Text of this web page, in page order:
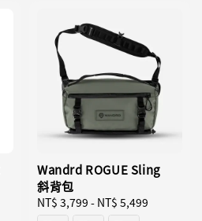
Wandrd ROGUE Sling
斜背包
Regular
NT$ 3,799 - NT$ 5,499